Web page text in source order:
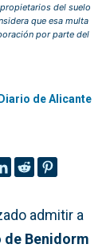
del suelo
que esa multa
por parte del
Diario de Alicante
admitir a
Benidorm